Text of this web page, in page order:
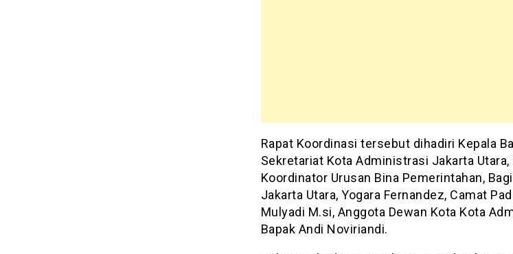
Rapat Koordinasi tersebut dihadiri Kepala
Sekretariat Kota Administrasi Jakarta Utara,
Koordinator Urusan Bina Pemerintahan,
Jakarta Utara, Yogara Fernandez, Camat
Mulyadi M.si, Anggota Dewan Kota Kota
Bapak Andi Noviriandi.